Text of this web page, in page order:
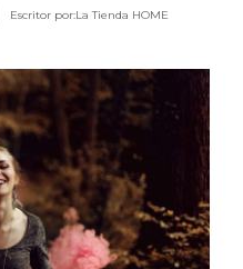
Escritor por:La Tienda HOME